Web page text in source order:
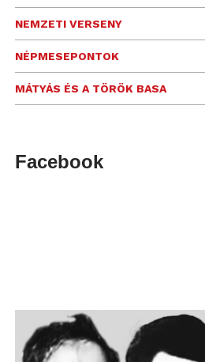
NEMZETI VERSENY
NÉPMESEPONTOK
MÁTYÁS ÉS A TÖRÖK BASA
Facebook